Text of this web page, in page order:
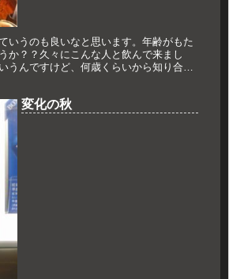
いうのも良いなと思います。年齢がもた
か？？久々にこんな人と飲んで来まし
うんですけど、何歳くらいから知り合い
変化の秋